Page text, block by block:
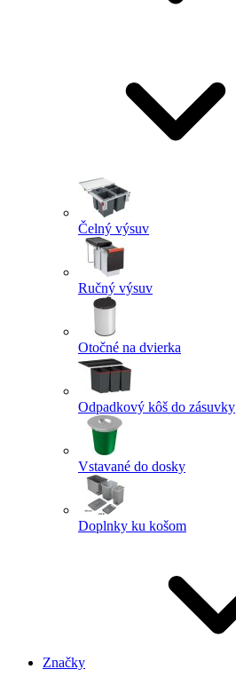
Čelný výsuv
Ručný výsuv
Otočné na dvierka
Odpadkový kôš do zásuvky
Vstavané do dosky
Doplnky ku košom
Značky